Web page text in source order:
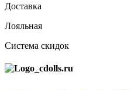
Доставка
Лояльная
Система скидок